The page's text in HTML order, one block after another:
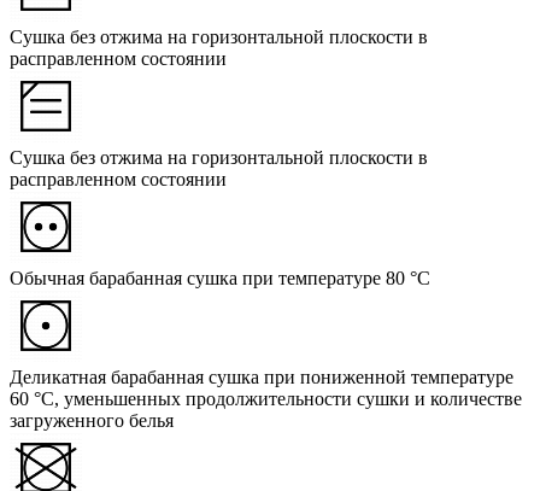
Сушка без отжима на горизонтальной плоскости в
расправленном состоянии
Сушка без отжима на горизонтальной плоскости в
расправленном состоянии
Обычная барабанная сушка при температуре 80 °C
Деликатная барабанная сушка при пониженной температуре
60 °C, уменьшенных продолжительности сушки и количестве
загруженного белья